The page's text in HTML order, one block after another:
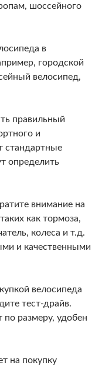
шоссейного
в
городской
велосипед,
правильный
и
стандартные
определить
внимание на
как тормоза,
колеса и т.д.
и качественными
велосипеда
тест-драйв.
по размеру, удобен
на покупку